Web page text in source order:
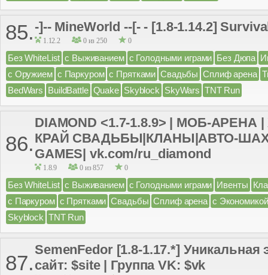
85. -]-- MineWorld --[- - [1.8-1.14.2]
1.12.2 0 из 250 0
Без WhiteList с Выживанием с Голодными играми Без Дюпа
с Оружием с Паркуром с Прятками Свадьбы Сплиф арена
BedWars BuildBattle Quake Skyblock SkyWars TNT Run
86.
DIAMOND <1.7-1.8.9> | МОБ-
КРАЙ СВАДЬБЫ|КЛАНЫ|АВТО-
GAMES| vk.com/ru_diamond
1.8.9 0 из 857 0
Без WhiteList с Выживанием с Голодными играми Ивенты
с Паркуром с Прятками Свадьбы Сплиф арена с Экономикой
Skyblock TNT Run
87.
SemenFedor [1.8-1.17.*]
сайт: $site | Группа VK: $vk